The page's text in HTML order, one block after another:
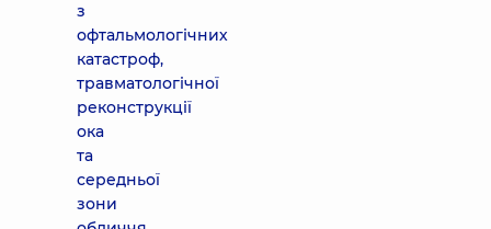
з
офтальмологічних
катастроф,
травматологічної
реконструкції
ока
та
середньої
зони